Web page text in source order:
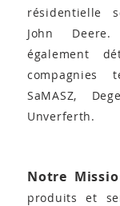
résidentielle
John
également
compagnies
SaMASZ,
Unverferth.
Notre
produits et